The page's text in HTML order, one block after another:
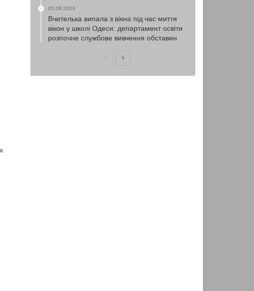
05.08.2026
Вчителька випала з вікна під час миття
вікон у школі Одеси: департамент освіти
розпочне службове вивчення обставин
ПопередняНаступна